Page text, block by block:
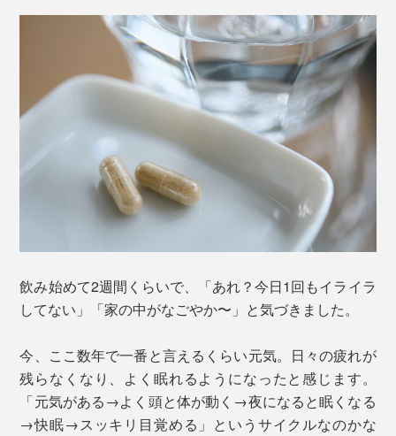
飲み始めて2週間くらいで、「あれ？今日1回もイライラ
してない」「家の中がなごやか〜」と気づきました。
今、ここ数年で一番と言えるくらい元気。日々の疲れが
残らなくなり、よく眠れるようになったと感じます。
「元気がある→よく頭と体が動く→夜になると眠くなる
→快眠→スッキリ目覚める」というサイクルなのかな